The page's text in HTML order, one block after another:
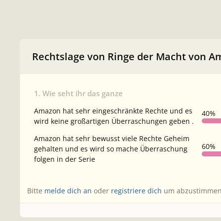
Rechtslage von Ringe der Macht von
1. Wie seht ihr das ganze
Amazon hat sehr eingeschränkte Rechte und es
wird keine großartigen Überraschungen geben .
40%
Amazon hat sehr bewusst viele Rechte Geheim
gehalten und es wird so mache Überraschung
folgen in der Serie
60%
Bitte melde dich an oder registriere dich um